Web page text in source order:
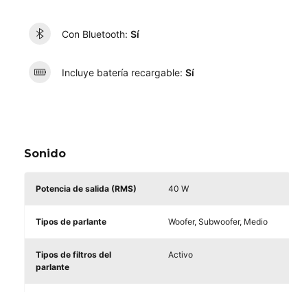
Con Bluetooth: Sí
Incluye batería recargable: Sí
Sonido
Potencia de salida (RMS) 40 W
Tipos de parlante Woofer, Subwoofer, Medio
Tipos de filtros del
parlante
Activo